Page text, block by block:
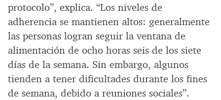
protocolo”, explica. “Los niveles de
adherencia se mantienen altos: generalmente
las personas logran seguir la ventana de
alimentación de ocho horas seis de los siete
días de la semana. Sin embargo, algunos
tienden a tener dificultades durante los fines
de semana, debido a reuniones sociales”.